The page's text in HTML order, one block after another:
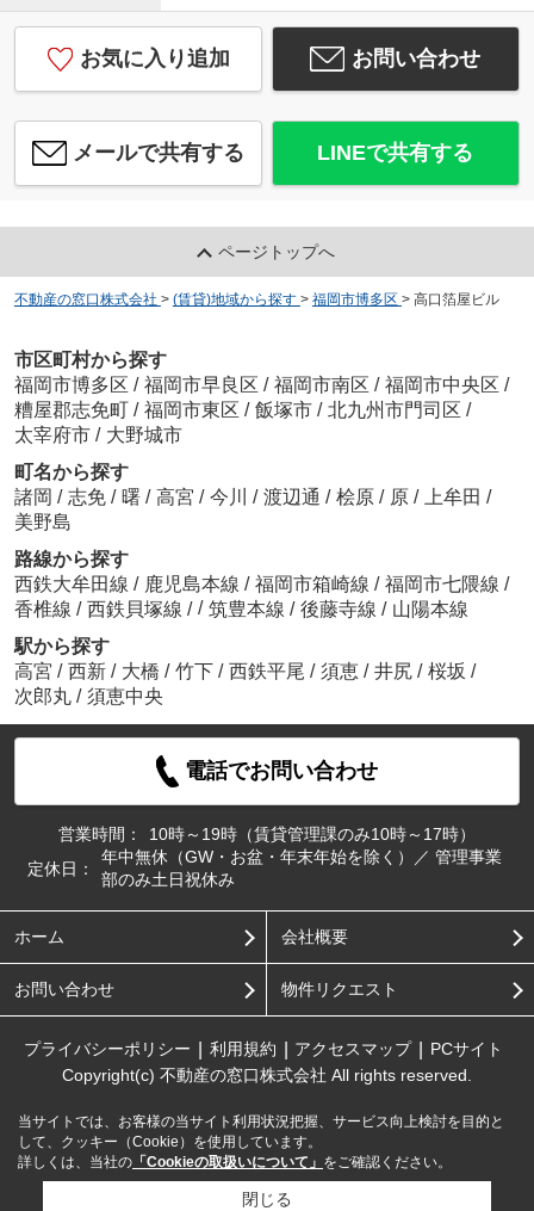
お気に入り追加 お問い合わせ
メールで共有する LINEで共有する
ページトップへ
不動産の窓口株式会社 > (賃貸)地域から探す > 福岡市博多区 > 高口箔屋ビル
市区町村から探す
福岡市博多区 / 福岡市早良区 / 福岡市南区 / 福岡市中央区 /
糟屋郡志免町 / 福岡市東区 / 飯塚市 / 北九州市門司区 /
太宰府市 / 大野城市
町名から探す
諸岡 / 志免 / 曙 / 高宮 / 今川 / 渡辺通 / 桧原 / 原 / 上牟田 /
美野島
路線から探す
西鉄大牟田線 / 鹿児島本線 / 福岡市箱崎線 / 福岡市七隈線 /
香椎線 / 西鉄貝塚線 / / 筑豊本線 / 後藤寺線 / 山陽本線
駅から探す
高宮 / 西新 / 大橋 / 竹下 / 西鉄平尾 / 須恵 / 井尻 / 桜坂 /
次郎丸 / 須恵中央
電話でお問い合わせ
営業時間：
10時～19時（賃貸管理課のみ10時～17時）
定休日：
年中無休（GW・お盆・年末年始を除く）／ 管理事業
部のみ土日祝休み
ホーム 会社概要
お問い合わせ 物件リクエスト
プライバシーポリシー 利用規約 アクセスマップ
PCサイト
Copyright(c) 不動産の窓口株式会社 All rights reserved.
当サイトでは、お客様の当サイト利用状況把握、サービス向上検討を目的と
して、クッキー（Cookie）を使用しています。
詳しくは、当社の 「Cookieの取扱いについて」 をご確認ください。
閉じる